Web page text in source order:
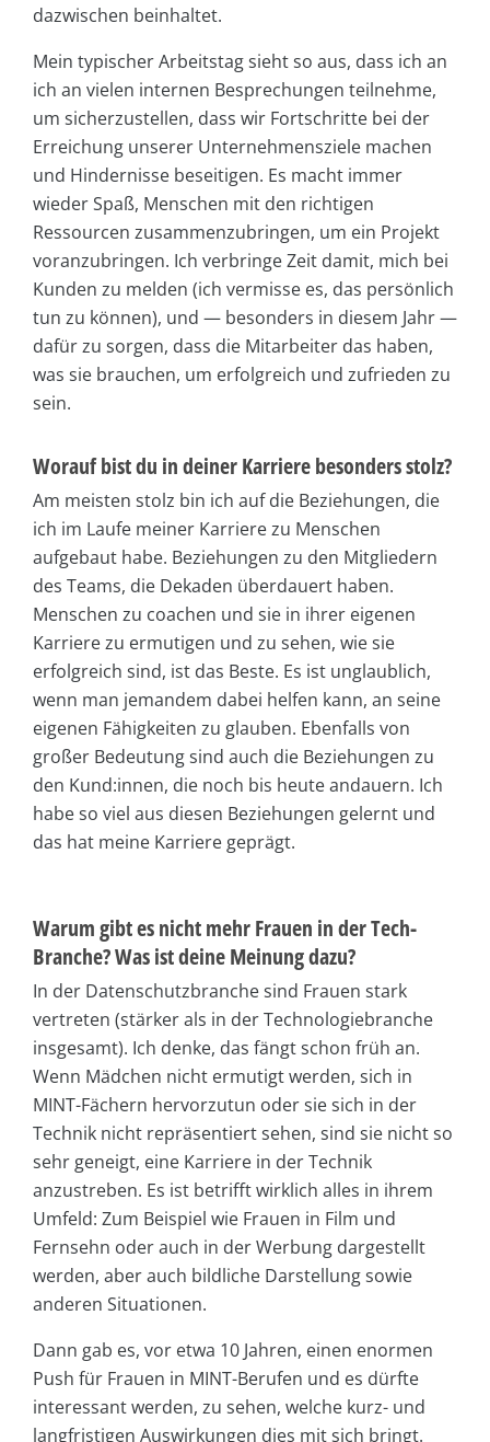
dazwischen beinhaltet.
Mein typischer Arbeitstag sieht so aus, dass ich an
ich an vielen internen Besprechungen teilnehme,
um sicherzustellen, dass wir Fortschritte bei der
Erreichung unserer Unternehmensziele machen
und Hindernisse beseitigen. Es macht immer
wieder Spaß, Menschen mit den richtigen
Ressourcen zusammenzubringen, um ein Projekt
voranzubringen. Ich verbringe Zeit damit, mich bei
Kunden zu melden (ich vermisse es, das persönlich
tun zu können), und — besonders in diesem Jahr —
dafür zu sorgen, dass die Mitarbeiter das haben,
was sie brauchen, um erfolgreich und zufrieden zu
sein.
Worauf bist du in deiner Karriere besonders stolz?
Am meisten stolz bin ich auf die Beziehungen, die
ich im Laufe meiner Karriere zu Menschen
aufgebaut habe. Beziehungen zu den Mitgliedern
des Teams, die Dekaden überdauert haben.
Menschen zu coachen und sie in ihrer eigenen
Karriere zu ermutigen und zu sehen, wie sie
erfolgreich sind, ist das Beste. Es ist unglaublich,
wenn man jemandem dabei helfen kann, an seine
eigenen Fähigkeiten zu glauben. Ebenfalls von
großer Bedeutung sind auch die Beziehungen zu
den Kund:innen, die noch bis heute andauern. Ich
habe so viel aus diesen Beziehungen gelernt und
das hat meine Karriere geprägt.
Warum gibt es nicht mehr Frauen in der Tech-
Branche? Was ist deine Meinung dazu?
In der Datenschutzbranche sind Frauen stark
vertreten (stärker als in der Technologiebranche
insgesamt). Ich denke, das fängt schon früh an.
Wenn Mädchen nicht ermutigt werden, sich in
MINT-Fächern hervorzutun oder sie sich in der
Technik nicht repräsentiert sehen, sind sie nicht so
sehr geneigt, eine Karriere in der Technik
anzustreben. Es ist betrifft wirklich alles in ihrem
Umfeld: Zum Beispiel wie Frauen in Film und
Fernsehn oder auch in der Werbung dargestellt
werden, aber auch bildliche Darstellung sowie
anderen Situationen.
Dann gab es, vor etwa 10 Jahren, einen enormen
Push für Frauen in MINT-Berufen und es dürfte
interessant werden, zu sehen, welche kurz- und
langfristigen Auswirkungen dies mit sich bringt.